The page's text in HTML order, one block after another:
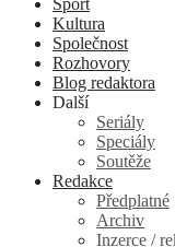
Kultura
Společnost
Rozhovory
Blog redaktora
Další
Seriály
Speciály
Soutěže
Redakce
Předplatné
Archiv
Inzerce /